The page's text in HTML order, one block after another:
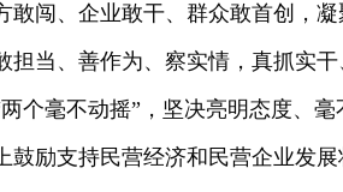
闯、企业敢干、群众敢首创，
当、善作为、察实情，真抓实
个毫不动摇”，坚决亮明态度、
励支持民营经济和民营企业发